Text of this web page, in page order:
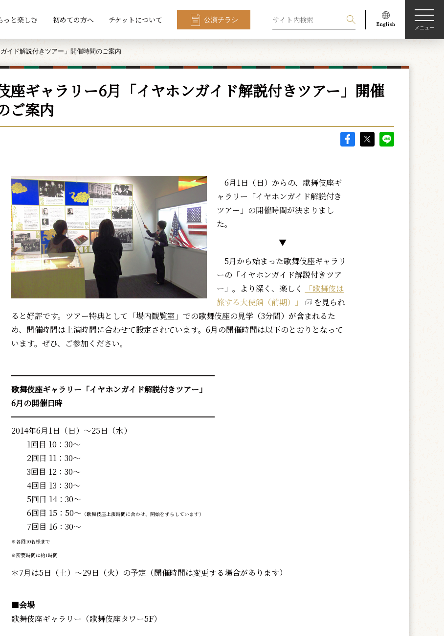
っと楽しむ 初めての方へ チケットについて 公演チラシ
メニュー
イド解説付きツアー」開催時間のご案内
座ギャラリー6月「イヤホンガイド解説付きツアー」開催
ご案内
6月1日（日）からの、歌舞伎座ギ
ャラリー「イヤホンガイド解説付き
ツアー」の開催時間が決まりまし
た。
▼
5月から始まった歌舞伎座ギャラリ
ーの「イヤホンガイド解説付きツア
ー」。より深く、楽しく
「歌舞伎は
旅する大使館（前期）」
を見られ
ると好評です。ツアー特典として「場内観覧室」での歌舞伎座の見学（3分間）が含まれるた
め、開催時間は上演時間に合わせて設定されています。6月の開催時間は以下のとおりとなって
います。ぜひ、ご参加ください。
━━━━━━━━━━━━━━━━━━━━━━━━━━
歌舞伎座ギャラリー「イヤホンガイド解説付きツアー」
6月の開催日時
━━━━━━━━━━━━━━━━━━━━━━━━━━
2014年6月1日（日）～25日（水）
1回目 10：30～
2回目 11：30～
3回目 12：30～
4回目 13：30～
5回目 14：30～
6回目 15：50～ （歌舞伎座上演時間に合わせ、開始をずらしています）
7回目 16：30～
※各回10名様まで
※所要時間は約1時間
＊7月は5日（土）～29日（火）の予定（開催時間は変更する場合があります）
■会場
歌舞伎座ギャラリー（歌舞伎座タワー5F）